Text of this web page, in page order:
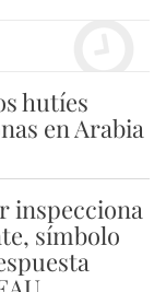
hutíes
en Arabia
inspecciona
símbolo